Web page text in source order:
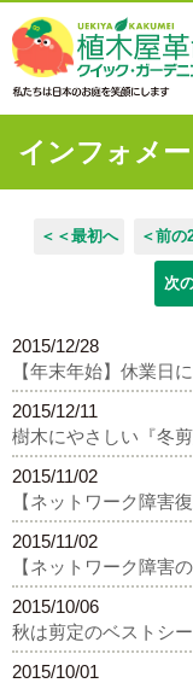
インフォメ
＜＜最初へ ＜前の
次
2015/12/28
【年末年始】休業日
2015/12/11
樹木にやさしい『冬
2015/11/02
【ネットワーク障害
2015/11/02
【ネットワーク障害
2015/10/06
秋は剪定のベストシ
2015/10/01